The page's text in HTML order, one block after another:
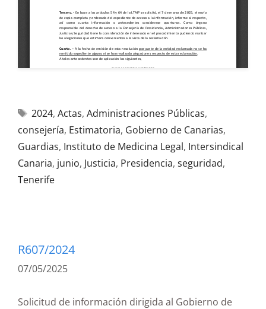
2024, Actas, Administraciones Públicas,
consejería, Estimatoria, Gobierno de Canarias,
Guardias, Instituto de Medicina Legal, Intersindical
Canaria, junio, Justicia, Presidencia, seguridad,
Tenerife
R607/2024
07/05/2025
Solicitud de información dirigida al Gobierno de